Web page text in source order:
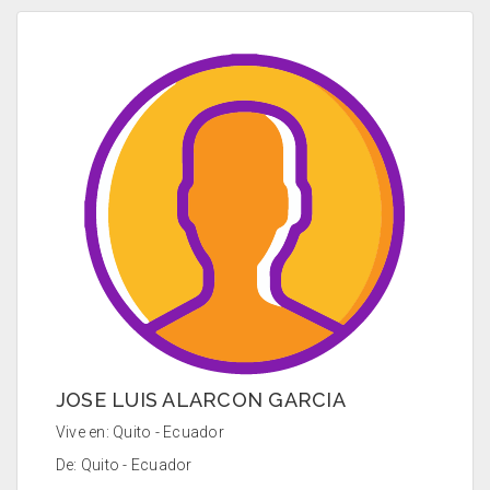
JOSE LUIS ALARCON GARCIA
Vive en: Quito - Ecuador
De: Quito - Ecuador